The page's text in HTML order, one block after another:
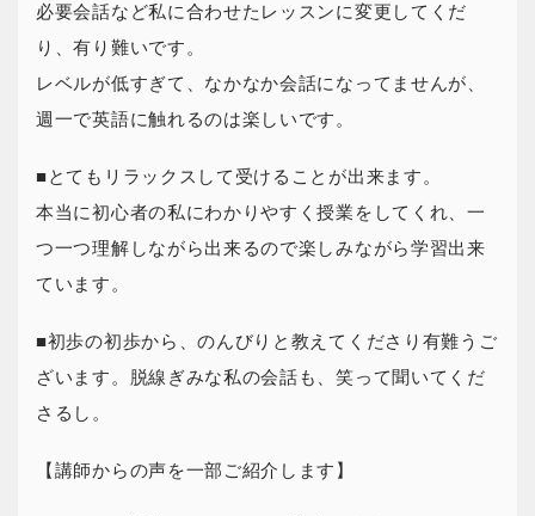
必要会話など私に合わせたレッスンに変更してくだ
り、有り難いです。
レベルが低すぎて、なかなか会話になってませんが、
週一で英語に触れるのは楽しいです。
■とてもリラックスして受けることが出来ます。
本当に初心者の私にわかりやすく授業をしてくれ、一
つ一つ理解しながら出来るので楽しみながら学習出来
ています。
■初歩の初歩から、のんびりと教えてくださり有難うご
ざいます。脱線ぎみな私の会話も、笑って聞いてくだ
さるし。
【講師からの声を一部ご紹介します】